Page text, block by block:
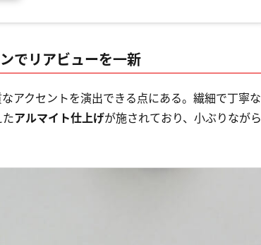
でリアビューを一新
アクセントを演出できる点にある。繊細で丁寧な
アルマイト仕上げが施されており、小ぶりながら